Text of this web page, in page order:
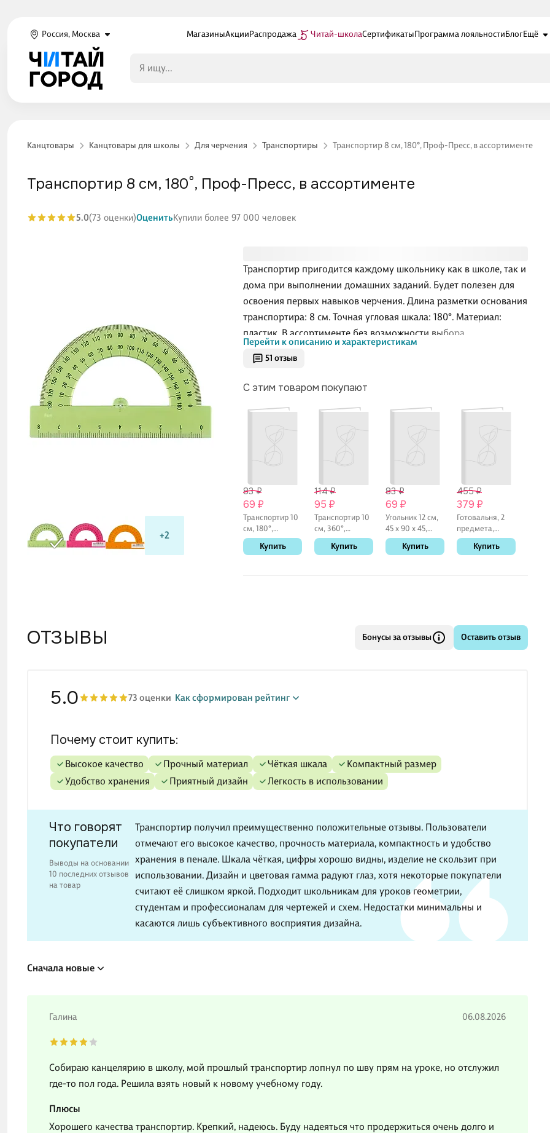
Россия, Москва МагазиныАкцииРаспродажа Читай-школаСертификатыПрограмма лояльностиБлогЕщё
Канцтовары Канцтовары для школы Для черчения Транспортиры Транспортир 8 см, 180°, Проф-Пресс, в ассортименте
+2
51 отзыв
Транспортир пригодится каждому школьнику как в школе, так и
дома при выполнении домашних заданий. Будет полезен для
освоения первых навыков черчения. Длина разметки основания
транспортира: 8 см. Точная угловая шкала: 180°. Материал:
пластик. В ассортименте без возможности выбора
Перейти к описанию и характеристикам
С этим товаром покупают
83 ₽
69 ₽
Транспортир 10
см, 180°,
стальной,
Пифагор
Купить
114 ₽
95 ₽
Транспортир 10
см, 360°,
пластик,
GoodMark, в
Купить
83 ₽
69 ₽
Угольник 12 см,
45 х 90 х 45,
Проф-Пресс, в
ассортименте
Купить
455 ₽
379 ₽
Готовальня, 2
предмета,
GoodMark
Купить
Транспортир 8 см, 180°, Проф-Пресс, в ассортименте
5.0(73 оценки)ОценитьКупили более 97 000 человек
ОТЗЫВЫ Бонусы за отзывы Оставить отзыв
5.0 73 оценки Как сформирован рейтинг
Почему стоит купить:
высокое качество прочный материал чёткая шкала
компактный размер
удобство хранения
приятный дизайн легкость в использовании
Что говорят
покупатели
Выводы на основании
10 последних отзывов
на товар
Транспортир получил преимущественно положительные отзывы. Пользователи
отмечают его высокое качество, прочность материала, компактность и удобство
хранения в пенале. Шкала чёткая, цифры хорошо видны, изделие не скользит при
использовании. Дизайн и цветовая гамма радуют глаз, хотя некоторые покупатели
считают её слишком яркой. Подходит школьникам для уроков геометрии,
студентам и профессионалам для чертежей и схем. Недостатки минимальны и
касаются лишь субъективного восприятия дизайна.
Сначала новые
Галина 06.08.2026
Собираю канцелярию в школу, мой прошлый транспортир лопнул по шву прям на уроке, но отслужил
где-то пол года. Решила взять новый к новому учебному году.
Плюсы
Хорошего качества транспортир. Крепкий, надеюсь. Буду надеяться что продержиться очень долго и